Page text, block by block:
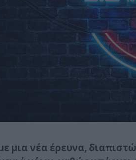
μια νέα έρευνα,